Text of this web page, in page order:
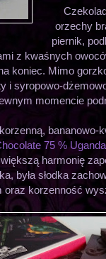
orzechy
piernik,
z kwaśnych
koniec. Mimo
i syropowo-
momencie
75 %
harmonię
była słodka
oraz korzenność